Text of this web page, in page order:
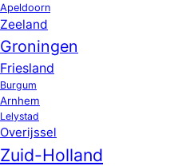
Apeldoorn
Zeeland
Groningen
Friesland
Burgum
Arnhem
Lelystad
Overijssel
Zuid-Holland